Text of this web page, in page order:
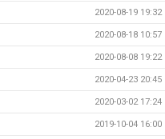
2020-08-19 19:32
2020-08-18 10:57
2020-08-08 19:22
2020-04-23 20:45
2020-03-02 17:24
2019-10-04 16:00